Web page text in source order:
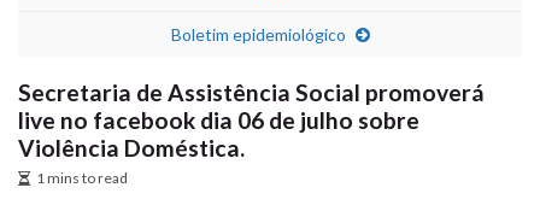
Boletim epidemiológico
Secretaria de Assistência Social promoverá
live no facebook dia 06 de julho sobre
Violência Doméstica.
1 mins to read